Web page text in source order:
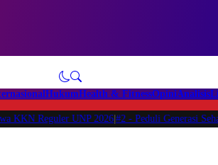
HukumHealth & FitnessOpiniAnalisis
UNP 2026|#2 -Peduli Generasi Sehat,